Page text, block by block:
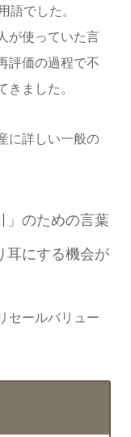
でした。
が使っていた言
評価の過程で不
ました。
に詳しい一般の
」のための言葉
耳にする機会が
セールバリュー